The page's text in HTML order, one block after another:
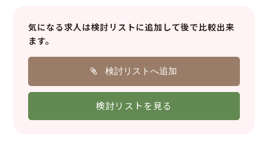
気になる求人は検討リストに追加して後で比較出来
ます。
検討リストへ追加
検討リストを見る